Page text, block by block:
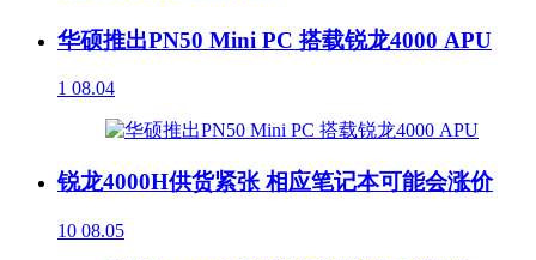
华硕推出PN50 Mini PC 搭载锐龙4000 APU
1 08.04
锐龙4000H供货紧张 相应笔记本可能会涨价
10 08.05